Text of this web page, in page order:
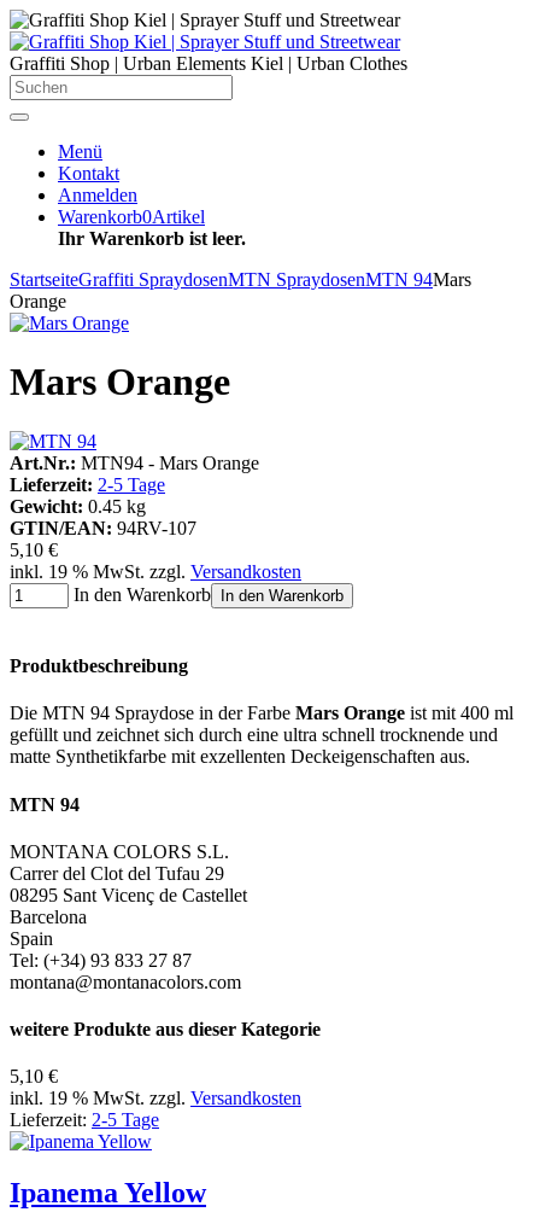
Graffiti Shop | Urban Elements Kiel | Urban Clothes
Menü
Kontakt
Anmelden
Warenkorb0Artikel
Ihr Warenkorb ist leer.
StartseiteGraffiti SpraydosenMTN SpraydosenMTN 94Mars
Orange
Mars Orange
Art.Nr.: MTN94 - Mars Orange
Lieferzeit: 2-5 Tage
Gewicht: 0.45 kg
GTIN/EAN: 94RV-107
5,10 €
inkl. 19 % MwSt. zzgl. Versandkosten
In den Warenkorb
In den Warenkorb
Produktbeschreibung
Die MTN 94 Spraydose in der Farbe Mars Orange ist mit 400 ml
gefüllt und zeichnet sich durch eine ultra schnell trocknende und
matte Synthetikfarbe mit exzellenten Deckeigenschaften aus.
MTN 94
MONTANA COLORS S.L.
Carrer del Clot del Tufau 29
08295 Sant Vicenç de Castellet
Barcelona
Spain
Tel: (+34) 93 833 27 87
montana@montanacolors.com
weitere Produkte aus dieser Kategorie
5,10 €
inkl. 19 % MwSt. zzgl. Versandkosten
Lieferzeit: 2-5 Tage
Ipanema Yellow